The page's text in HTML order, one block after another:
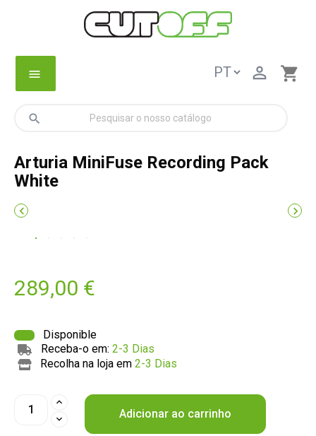
menu shopping_cart

search
Arturia MiniFuse Recording Pack
White
 
289,00 €
Disponible
Receba-o em:2-3 Dias
Recolha na loja em2-3 Dias
Adicionar ao carrinho